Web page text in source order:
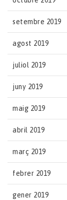
setembre 2019
agost 2019
juliol 2019
juny 2019
maig 2019
abril 2019
març 2019
febrer 2019
gener 2019